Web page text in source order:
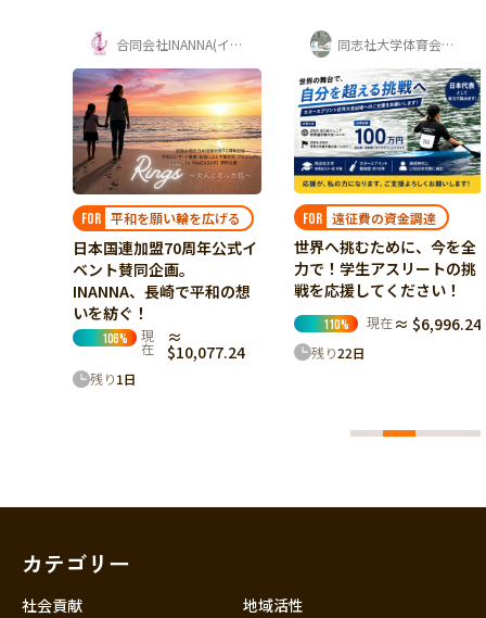
同志社大学体育会カヌー部 寺岡夏鈴
FOR 遠征費の資金調達
世界へ挑むために、今を全
力で！学生アスリートの挑
戦を応援してください！
110%
残り22日
hamiii ｜Kavi & Kaho
FOR 原風景を繋ぐ未来
ネパール・ゴルケ村の紅茶
と共に、Origin〈原風景〉
をもう一世代先へ繋ぐ挑戦
16% 現在 ≈ $4,732.42
残り22日
カテゴリー
社会貢献 地域活性